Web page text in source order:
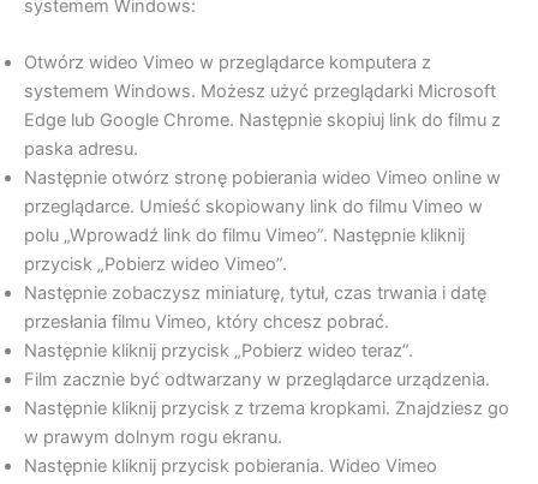
systemem Windows:
Otwórz wideo Vimeo w przeglądarce komputera z
systemem Windows. Możesz użyć przeglądarki Microsoft
Edge lub Google Chrome. Następnie skopiuj link do filmu z
paska adresu.
Następnie otwórz stronę pobierania wideo Vimeo online w
przeglądarce. Umieść skopiowany link do filmu Vimeo w
polu „Wprowadź link do filmu Vimeo”. Następnie kliknij
przycisk „Pobierz wideo Vimeo”.
Następnie zobaczysz miniaturę, tytuł, czas trwania i datę
przesłania filmu Vimeo, który chcesz pobrać.
Następnie kliknij przycisk „Pobierz wideo teraz”.
Film zacznie być odtwarzany w przeglądarce urządzenia.
Następnie kliknij przycisk z trzema kropkami. Znajdziesz go
w prawym dolnym rogu ekranu.
Następnie kliknij przycisk pobierania. Wideo Vimeo